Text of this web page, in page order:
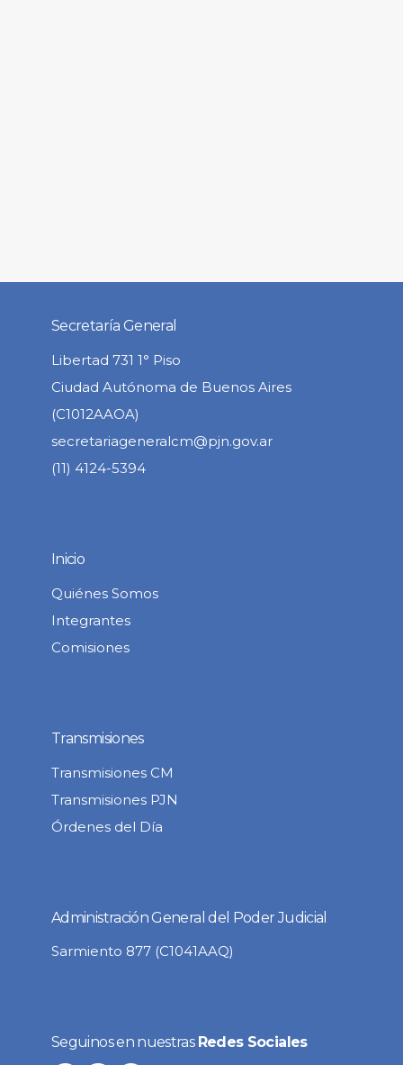
Secretaría General
Libertad 731 1° Piso
Ciudad Autónoma de Buenos Aires
(C1012AAOA)
secretariageneralcm@pjn.gov.ar
(11) 4124-5394
Inicio
Quiénes Somos
Integrantes
Comisiones
Transmisiones
Transmisiones CM
Transmisiones PJN
Órdenes del Día
Administración General del Poder Judicial
Sarmiento 877 (C1041AAQ)
Seguinos en nuestras Redes Sociales